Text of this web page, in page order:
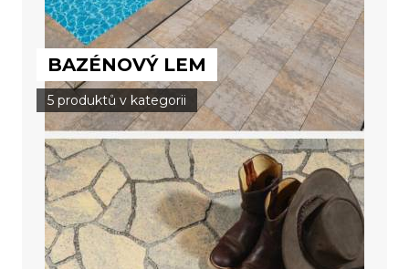
BAZÉNOVÝ LEM
5 produktů v kategorii